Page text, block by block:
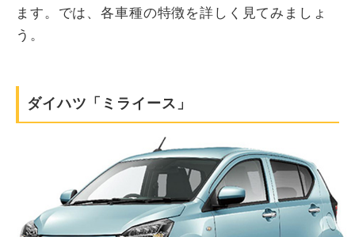
ます。では、各車種の特徴を詳しく見てみましょ
う。
ダイハツ「ミライース」